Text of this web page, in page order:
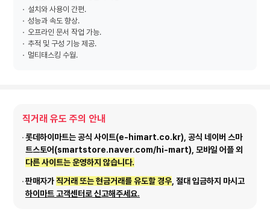
설치와 사용이 간편.
성능과 속도 향상.
오프라인 문서 작업 가능.
추적 및 구성 기능 제공.
멀티태스킹 수월.
직거래 유도 주의 안내
롯데하이마트는 공식 사이트(e-himart.co.kr), 공식 네이버 스마
트스토어(smartstore.naver.com/hi-mart), 모바일 어플 외
다른 사이트는 운영하지 않습니다.
판매자가직거래 또는 현금거래를 유도할 경우 , 절대 입금하지 마시고
하이마트 고객센터로 신고해주세요.